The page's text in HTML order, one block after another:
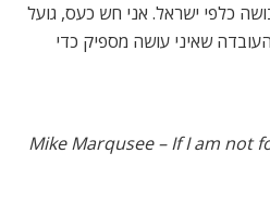
כלפי ישראל. אני חש כעס, גועל
שאיני עושה מספיק כדי
Mike Marqusee – If I am not